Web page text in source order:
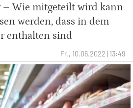
– Wie mitgeteilt wird kann
werden, dass in dem
enthalten sind
Fr., 10.06.2022 | 13:49